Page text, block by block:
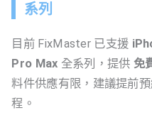
系列
目前 FixMaster 已支援
Pro Max 全系列，提供 免
料件供應有限，建議提前
程。